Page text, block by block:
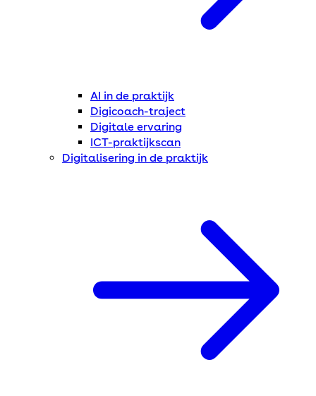
AI in de praktijk
Digicoach-traject
Digitale ervaring
ICT-praktijkscan
Digitalisering in de praktijk